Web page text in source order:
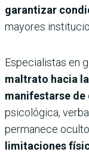
garantizar
mayores
Especialistas en
maltrato hacia
manifestarse
psicológica,
permanece
limitaciones